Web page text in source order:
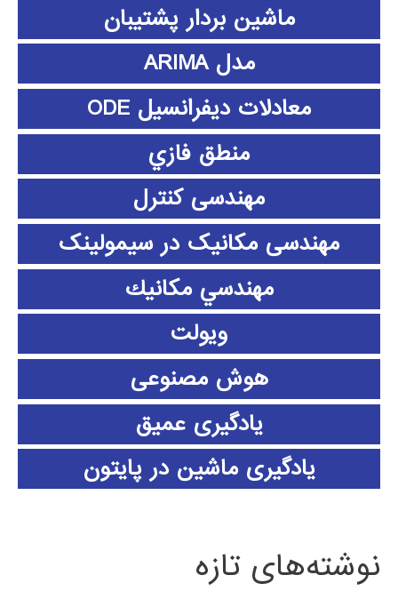
ماشین بردار پشتیبان
مدل ARIMA
معادلات دیفرانسیل ODE
منطق فازي
مهندسی کنترل
مهندسی مکانیک در سیمولینک
مهندسي مكانيك
ویولت
هوش مصنوعی
یادگیری عمیق
یادگیری ماشین در پایتون
نوشته‌های تازه